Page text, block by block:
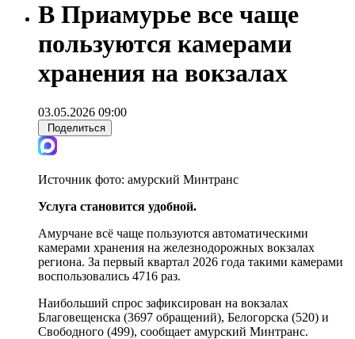
В Приамурье все чаще
пользуются камерами
хранения на вокзалах
03.05.2026 09:00
Поделиться
Источник фото: амурский Минтранс
Услуга становится удобной.
Амурчане всё чаще пользуются автоматическими
камерами хранения на железнодорожных вокзалах
региона. За первый квартал 2026 года такими камерами
воспользовались 4716 раз.
Наибольший спрос зафиксирован на вокзалах
Благовещенска (3697 обращений), Белогорска (520) и
Свободного (499), сообщает амурский Минтранс.